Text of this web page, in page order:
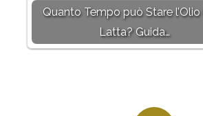
Quanto Tempo può Stare l’Olio
Latta? Guida…